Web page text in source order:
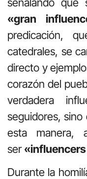
«gran
predicación,
catedrales, se
directo y
corazón del
verdadera
seguidores,
esta manera,
ser
Durante la